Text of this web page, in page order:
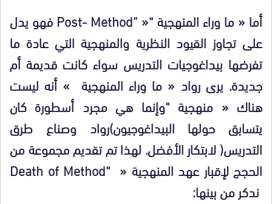
أما « ما وراء المنهجية“
«
”
Post- Methodفهو يدل
على تجاوز القيود النظرية والمنهجية التي عادة ما
تفرضها بيداغوجيات التدريس سواء كانت قديمة أم
جديدة. يرى رواد « ما وراء المنهجية » أنه ليست
هناك « منهجية“وإنما هي مجرد أسطورة كان
يتسابق حولها البيداغوجيون)رواد وصناع طرق
التدريس(لابتكار الأفضل. لهذا تم تقديم مجموعة من
الحجج لإقبار عهد المنهجية « “
Death of Method
ندكر من بينها: